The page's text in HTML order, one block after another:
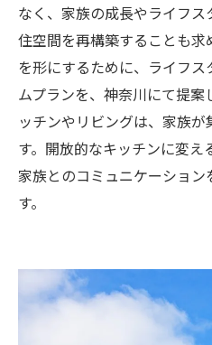
なく、家族の成長やライフス
住空間を再構築することも
を形にするために、ライフ
ムプランを、神奈川にて提案
ッチンやリビングは、家族
す。開放的なキッチンに変え
家族とのコミュニケーショ
す。